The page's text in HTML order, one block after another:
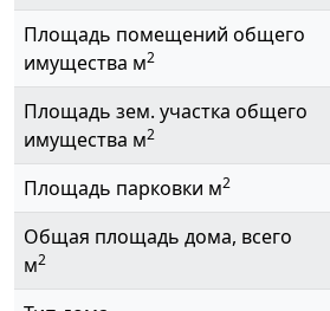
Площадь помещений общего
имущества м2
Площадь зем. участка общего
имущества м2
Площадь парковки м2
Общая площадь дома, всего
м2